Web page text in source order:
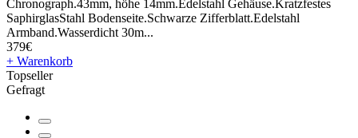
Chronograph.43mm, höhe 14mm.Edelstahl Gehäuse.Kratzfestes
SaphirglasStahl Bodenseite.Schwarze Zifferblatt.Edelstahl
Armband.Wasserdicht 30m...
379€
+ Warenkorb
Topseller
Gefragt